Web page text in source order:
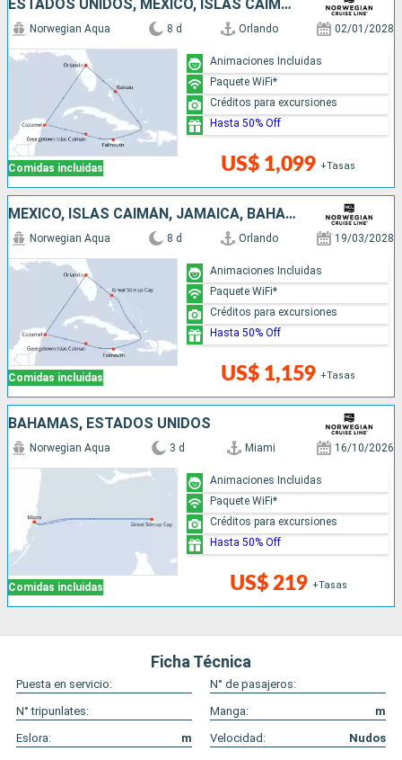
ESTADOS UNIDOS, MÉXICO, ISLAS CAIMÁN, JAMAICA, BAHAMAS
Comidas incluidas
Norwegian Aqua 8 d Orlando 02/01/2028
US$ 1,099 +Tasas
Animaciones Incluidas
Paquete WiFi*
Créditos para excursiones
Hasta 50% Off
MÉXICO, ISLAS CAIMÁN, JAMAICA, BAHAMAS, ESTADOS UNIDOS
Comidas incluidas
Norwegian Aqua 8 d Orlando 19/03/2028
US$ 1,159 +Tasas
Animaciones Incluidas
Paquete WiFi*
Créditos para excursiones
Hasta 50% Off
BAHAMAS, ESTADOS UNIDOS
Comidas incluidas
Norwegian Aqua 3 d Miami 16/10/2026
US$ 219 +Tasas
Animaciones Incluidas
Paquete WiFi*
Créditos para excursiones
Hasta 50% Off
Ficha Técnica
Puesta en servicio:
N° de pasajeros:
N° tripunlates:
Manga:
m
Eslora:
m Velocidad: Nudos